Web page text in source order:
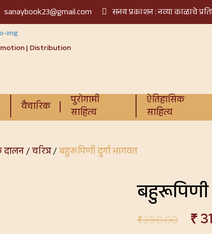
sanaybook23@gmail.com सनय प्रकाशन : नव्या काळाचे
| Distribution
वैचारिक
पुरोगामी
साहित्य
ऐतिहासिक
साहित्य
/चरित्र/बहुरूपिणी दुर्गा भागवत
बहुरूपिणी
₹350.00 ₹